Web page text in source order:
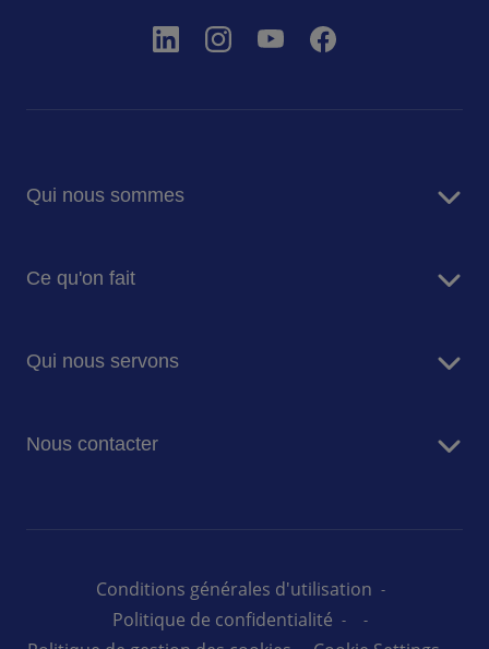
Qui nous sommes
Raison d'être
Histoire
Ce qu'on fait
Facility Management
Qui nous servons
Ecoles & Universités
Administration pénitentiaire
Nous contacter
Conditions générales d'utilisation
Politique de confidentialité